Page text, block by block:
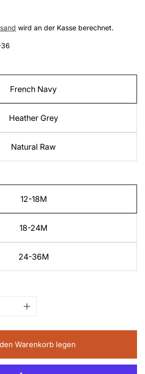
wird an der Kasse berechnet.
French Navy
Heather Grey
Natural Raw
12-18M
18-24M
24-36M
Warenkorb legen